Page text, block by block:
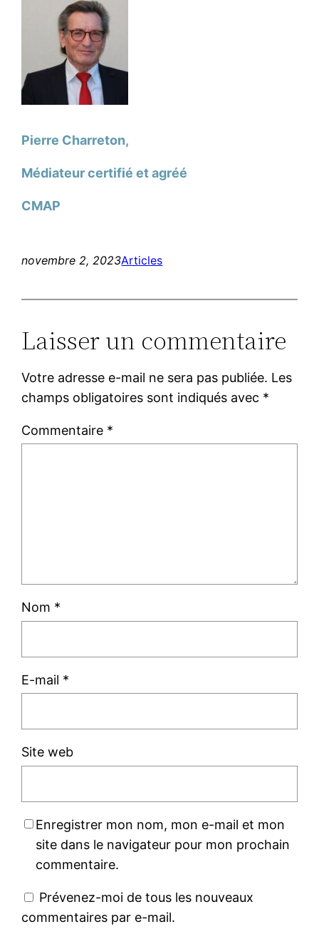
Pierre Charreton,
Médiateur certifié et agréé
CMAP
novembre 2, 2023Articles
Laisser un commentaire
Votre adresse e-mail ne sera pas publiée. Les
champs obligatoires sont indiqués avec *
Commentaire *
Nom *
E-mail *
Site web
Enregistrer mon nom, mon e-mail et mon
site dans le navigateur pour mon prochain
commentaire.
Prévenez-moi de tous les nouveaux
commentaires par e-mail.